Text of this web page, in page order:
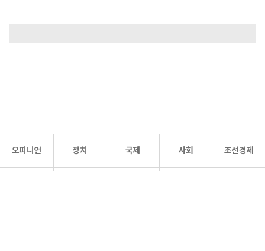
오피니언 정치 국제 사회 조선경제